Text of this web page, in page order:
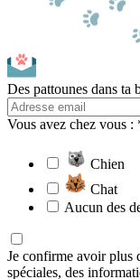
Des pattounes dans ta
Vous avez chez vous :
Chien
Chat
Aucun des
Je confirme avoir plus
spéciales, des